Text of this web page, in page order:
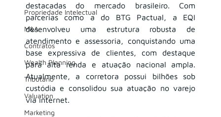
Propriedade Intelectual
M&A
Contratos
Wealth Planning
Tributário
Valuation
Marketing
destacadas do mercado brasileiro. Com
parcerias como a do BTG Pactual, a EQI
desenvolveu uma estrutura robusta de
atendimento e assessoria, conquistando uma
base expressiva de clientes, com destaque
para alta renda e atuação nacional ampla.
Atualmente, a corretora possui bilhões sob
custódia e consolidou sua atuação no varejo
via internet.